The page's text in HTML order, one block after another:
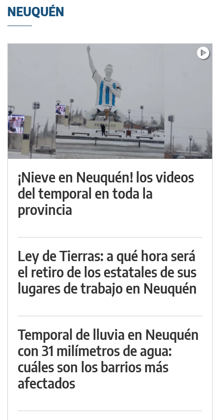
NEUQUÉN
¡Nieve en Neuquén! los videos
del temporal en toda la
provincia
Ley de Tierras: a qué hora será
el retiro de los estatales de sus
lugares de trabajo en Neuquén
Temporal de lluvia en Neuquén
con 31 milímetros de agua:
cuáles son los barrios más
afectados